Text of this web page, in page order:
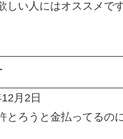
しい人にはオススメで
月2日
とろうと金払ってるの